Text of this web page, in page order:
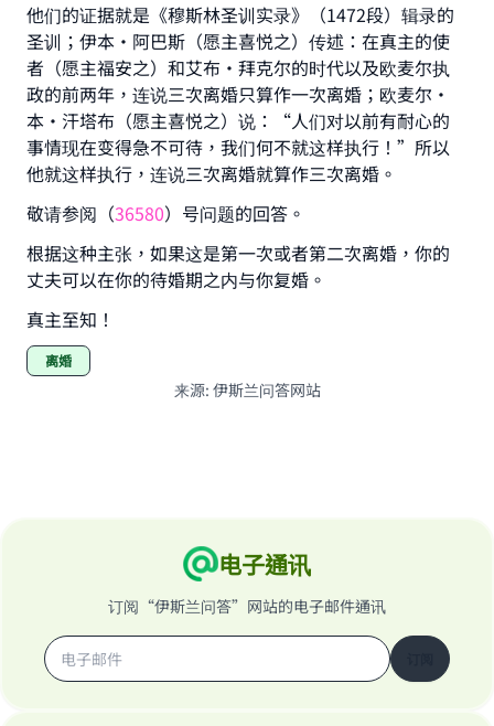
他们的证据就是《穆斯林圣训实录》（1472段）辑录的
圣训；伊本·阿巴斯（愿主喜悦之）传述：在真主的使
者（愿主福安之）和艾布·拜克尔的时代以及欧麦尔执
政的前两年，连说三次离婚只算作一次离婚；欧麦尔·
本·汗塔布（愿主喜悦之）说：“人们对以前有耐心的
事情现在变得急不可待，我们何不就这样执行！”所以
他就这样执行，连说三次离婚就算作三次离婚。
敬请参阅（36580）号问题的回答。
根据这种主张，如果这是第一次或者第二次离婚，你的
丈夫可以在你的待婚期之内与你复婚。
真主至知！
离婚
来源: 伊斯兰问答网站
电子通讯
订阅“伊斯兰问答”网站的电子邮件通讯
Make an impact on millions of lives
with your contribution today
Your support is crucial for our mission.
The Prophet (ﷺ) said:
"A person who leads others to doing what is
good will earn the same reward as those who
do it."
(MUSLIM, 1893)